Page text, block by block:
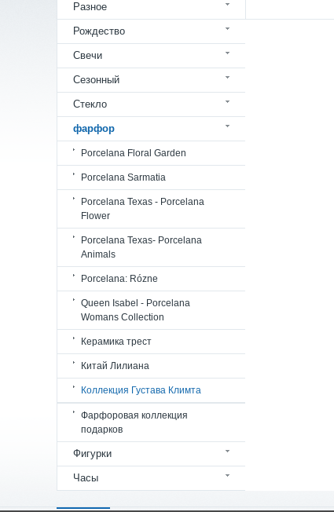
Разное
Рождество
Свечи
Сезонный
Стекло
фарфор
Porcelana Floral Garden
Porcelana Sarmatia
Porcelana Texas - Porcelana
Flower
Porcelana Texas- Porcelana
Animals
Porcelana: Rózne
Queen Isabel - Porcelana
Womans Collection
Керамика трест
Китай Лилиана
Коллекция Густава Климта
Фарфоровая коллекция
подарков
Фигурки
Часы